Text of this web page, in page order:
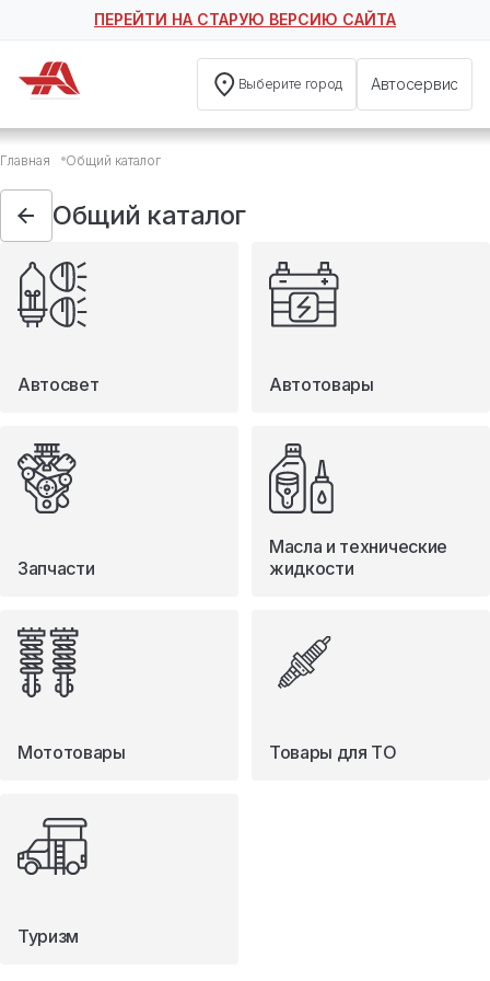
ПЕРЕЙТИ НА СТАРУЮ ВЕРСИЮ САЙТА
Выберите город Автосервис
Общий каталог
Автосвет
Автотовары
Запчасти
Масла и технические жидкости
Мототовары
Туризм
Главная Общий каталог
Общий каталог
Автосвет Автотовары
Запчасти
Масла и технические
жидкости
Мототовары Товары для ТО
Туризм